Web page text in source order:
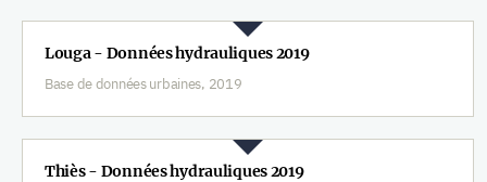
Louga - Données hydrauliques 2019
Base de données urbaines, 2019
Thiès - Données hydrauliques 2019